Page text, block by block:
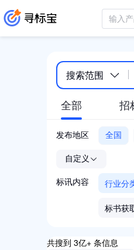
搜索范围
全部 招
发布地区 全国
自定义
标讯内容 行业分
标书获
共搜到 3亿+ 条信息